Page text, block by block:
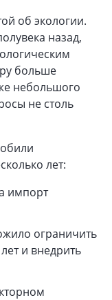
об экологии.
назад,
больше
небольшого
не столь
лет:
импорт
ограничить
и внедрить